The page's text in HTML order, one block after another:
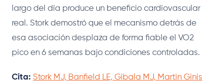
largo del día produce un beneficio cardiovascular
real. Stork demostró que el mecanismo detrás de
esa asociación desplaza de forma fiable el VO2
pico en 6 semanas bajo condiciones controladas.
Cita: Stork MJ, Banfield LE, Gibala MJ, Martin Ginis